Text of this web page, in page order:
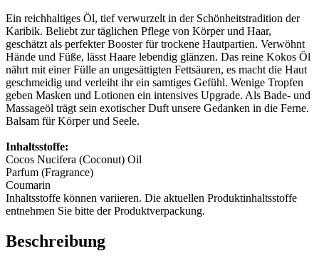
Ein reichhaltiges Öl, tief verwurzelt in der Schönheitstradition der
Karibik. Beliebt zur täglichen Pflege von Körper und Haar,
geschätzt als perfekter Booster für trockene Hautpartien. Verwöhnt
Hände und Füße, lässt Haare lebendig glänzen. Das reine Kokos Öl
nährt mit einer Fülle an ungesättigten Fettsäuren, es macht die Haut
geschmeidig und verleiht ihr ein samtiges Gefühl. Wenige Tropfen
geben Masken und Lotionen ein intensives Upgrade. Als Bade- und
Massageöl trägt sein exotischer Duft unsere Gedanken in die Ferne.
Balsam für Körper und Seele.
Inhaltsstoffe:
Cocos Nucifera (Coconut) Oil
Parfum (Fragrance)
Coumarin
Inhaltsstoffe können variieren. Die aktuellen Produktinhaltsstoffe
entnehmen Sie bitte der Produktverpackung.
Beschreibung